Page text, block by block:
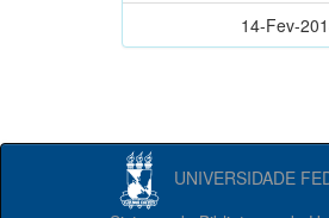
14-Fev-
UNIVERSIDADE